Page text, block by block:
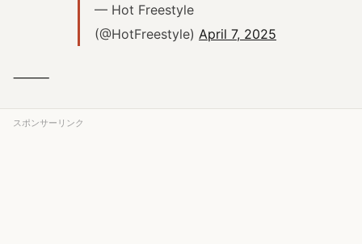
— Hot Freestyle
(@HotFreestyle) April 7, 2025
⸻
スポンサーリンク